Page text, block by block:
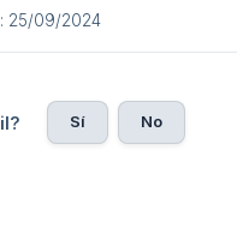
25/09/2024
Sí No